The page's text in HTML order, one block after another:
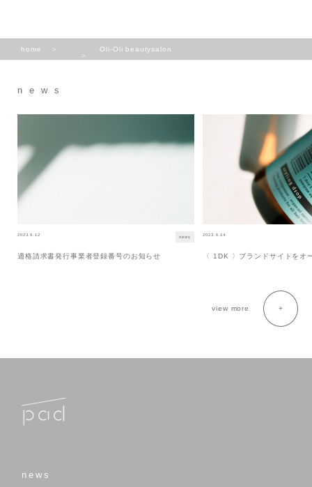
home Oli-Oli beautysalon
news
2023.9.12 news
適格請求書発行事業者登録番号のお知らせ
2023.6.14
〈 1DK 〉ブランドサイトをオ
view more
news